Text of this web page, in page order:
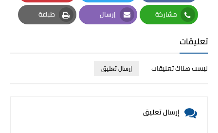
Facebook
Twitter
Pinterest
مشاركة
Whatsapp
إرسال
Email
طباعة
Print
تعليقات
ليست هناك تعليقات إرسال تعليق
إرسال تعليق